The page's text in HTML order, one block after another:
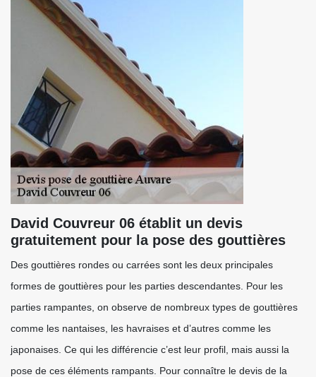
David Couvreur 06 établit un devis
gratuitement pour la pose des gouttières
Des gouttières rondes ou carrées sont les deux principales
formes de gouttières pour les parties descendantes. Pour les
parties rampantes, on observe de nombreux types de gouttières
comme les nantaises, les havraises et d’autres comme les
japonaises. Ce qui les différencie c’est leur profil, mais aussi la
pose de ces éléments rampants. Pour connaître le devis de la